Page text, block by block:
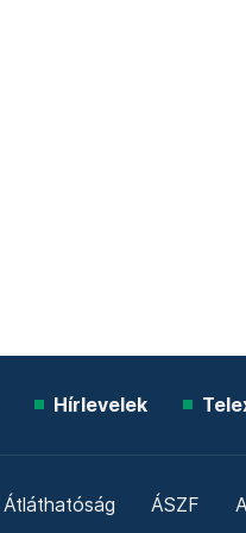
Hírlevelek
Átláthatóság ÁSZF